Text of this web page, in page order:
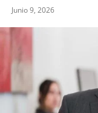
Junio 9, 2026